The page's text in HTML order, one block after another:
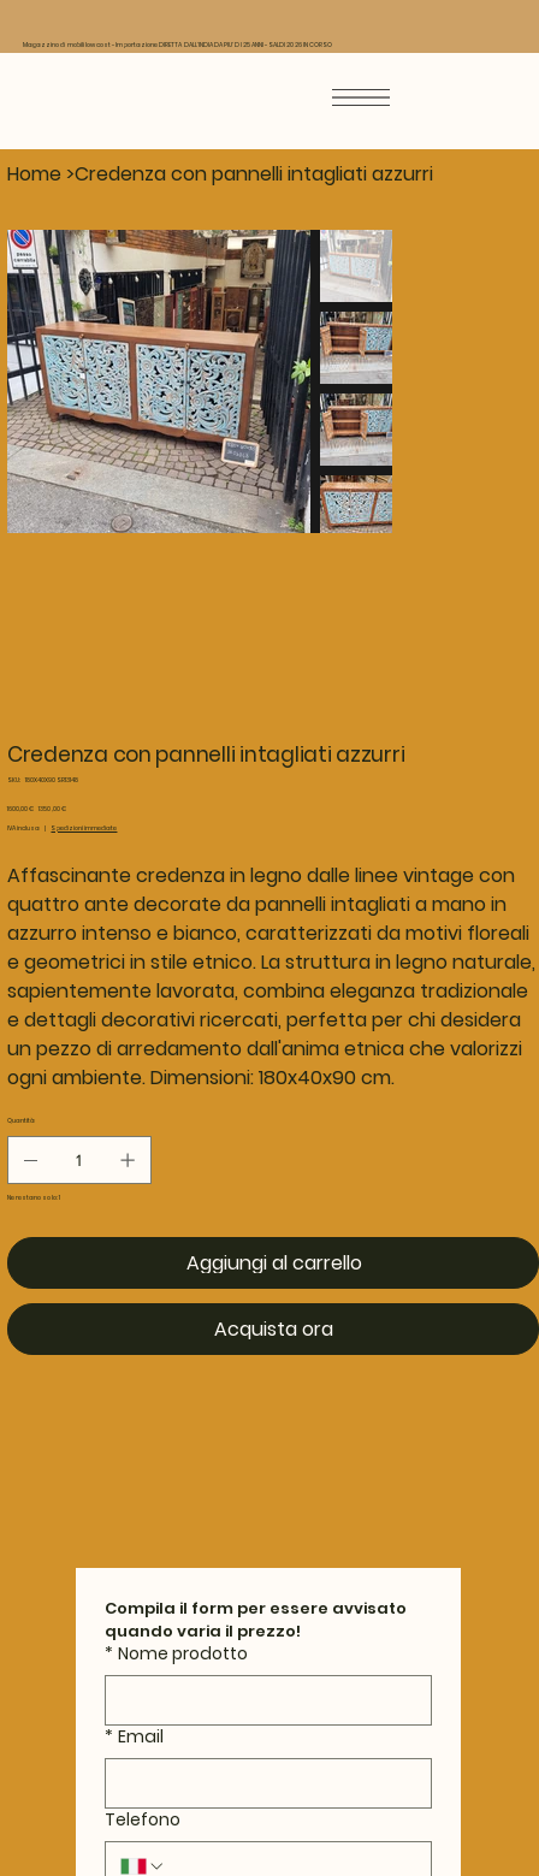
Home >Credenza con pannelli intagliati azzurri
Credenza con pannelli intagliati azzurri
SKU: SKU
SR13148
180X40X90 SR13148
Prezzo
originale
1600,00 € Prezzo
scontato
1350,00 €
IVA inclusa Spedizioni immediate
Affascinante credenza in legno dalle linee vintage con
quattro ante decorate da pannelli intagliati a mano in
azzurro intenso e bianco, caratterizzati da motivi floreali
e geometrici in stile etnico. La struttura in legno naturale,
sapientemente lavorata, combina eleganza tradizionale
e dettagli decorativi ricercati, perfetta per chi desidera
un pezzo di arredamento dall'anima etnica che valorizzi
ogni ambiente. Dimensioni: 180x40x90 cm.
Quantità
Ne restano solo: 1
Aggiungi al carrello
Acquista ora
Compila il form per essere avvisato
quando varia il prezzo!
* Nome prodotto
* Email
Telefono
Magazzino di mobili low cost - Importazione DIRETTA DALL'INDIA DA PIU' DI 25 ANNI - SALDI 2026 IN CORSO